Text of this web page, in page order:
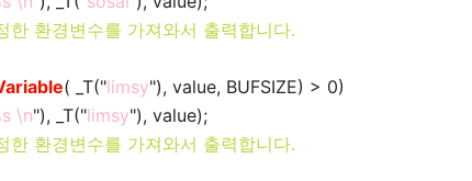
한 환경변수를 가져와서 출력합니다.
( _T("limsy"), value, BUFSIZE) > 0)
\n"), _T("limsy"), value);
한 환경변수를 가져와서 출력합니다.